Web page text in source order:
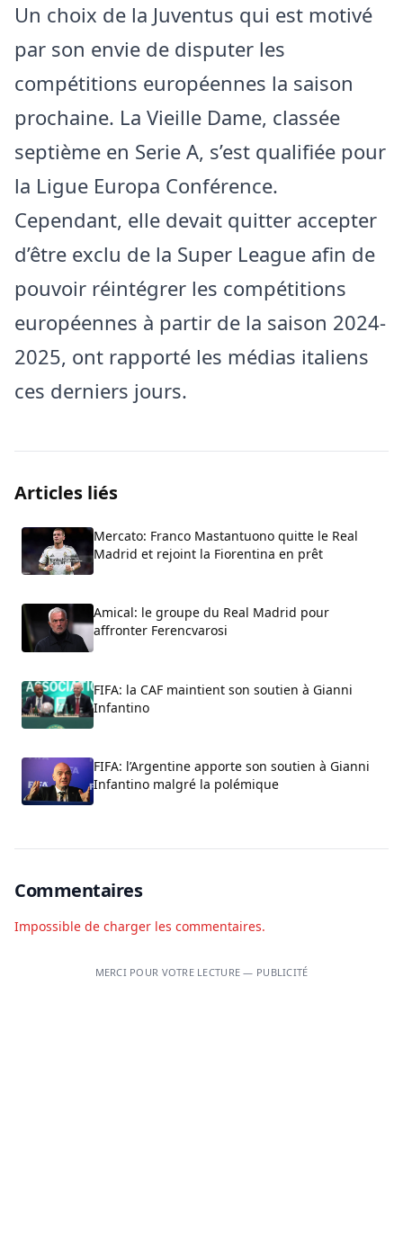
Un choix de la Juventus qui est motivé
par son envie de disputer les
compétitions européennes la saison
prochaine. La Vieille Dame, classée
septième en Serie A, s’est qualifiée pour
la Ligue Europa Conférence.
Cependant, elle devait quitter accepter
d’être exclu de la Super League afin de
pouvoir réintégrer les compétitions
européennes à partir de la saison 2024-
2025, ont rapporté les médias italiens
ces derniers jours.
Articles liés
Mercato: Franco Mastantuono quitte le Real
Madrid et rejoint la Fiorentina en prêt
Amical: le groupe du Real Madrid pour
affronter Ferencvarosi
FIFA: la CAF maintient son soutien à Gianni
Infantino
FIFA: l’Argentine apporte son soutien à Gianni
Infantino malgré la polémique
Commentaires
Impossible de charger les commentaires.
MERCI POUR VOTRE LECTURE — PUBLICITÉ